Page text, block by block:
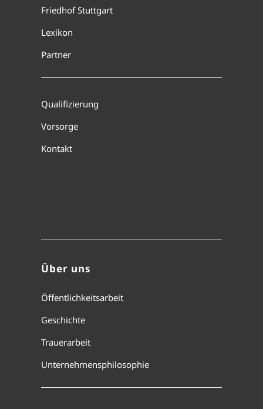
Friedhof Stuttgart
Lexikon
Partner
Qualifizierung
Vorsorge
Kontakt
Über uns
Öffentlichkeitsarbeit
Geschichte
Trauerarbeit
Unternehmensphilosophie